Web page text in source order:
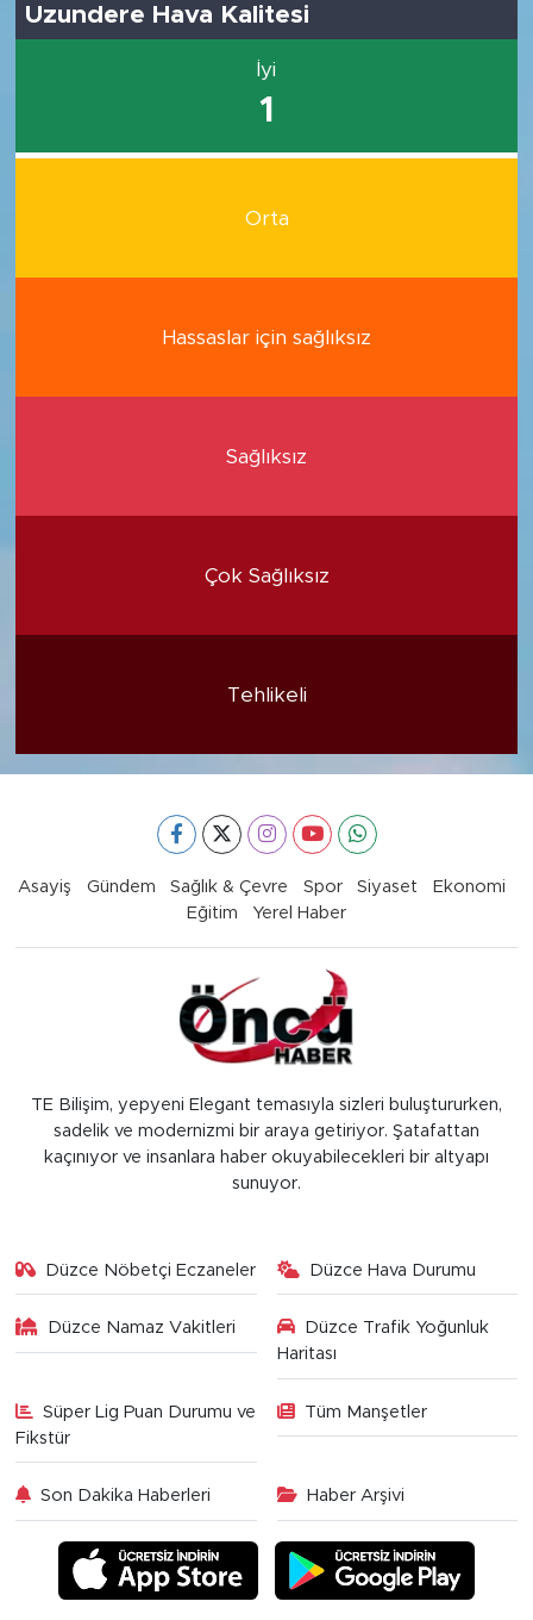
Uzundere Hava Kalitesi
İyi
1
Orta
Hassaslar için sağlıksız
Sağlıksız
Çok Sağlıksız
Tehlikeli
Asayiş Gündem Sağlık & Çevre Spor Siyaset
Ekonomi
Eğitim
Yerel Haber
TE Bilişim, yepyeni Elegant temasıyla sizleri buluştururken,
sadelik ve modernizmi bir araya getiriyor. Şatafattan
kaçınıyor ve insanlara haber okuyabilecekleri bir altyapı
sunuyor.
Düzce Nöbetçi Eczaneler Düzce Hava Durumu
Düzce Namaz Vakitleri
Düzce Trafik Yoğunluk
Haritası
Süper Lig Puan Durumu ve
Fikstür
Tüm Manşetler
Son Dakika Haberleri Haber Arşivi